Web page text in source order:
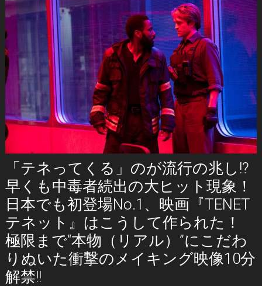
「テネってくる」のが流行の兆し!?
早くも中毒者続出の大ヒット現象！
日本でも初登場No.1、映画『TENET
テネット』はこうして作られた！
極限まで“本物（リアル）”にこだわ
りぬいた衝撃のメイキング映像10分
解禁!!